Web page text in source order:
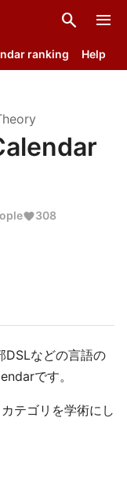
search menu
ranking Help
308
DSLなどの言語の
です。
テゴリを学術にし